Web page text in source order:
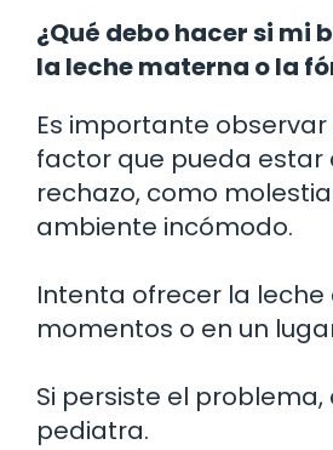
¿Qué debo hacer si mi
la leche materna o la
Es importante
factor que pueda estar
rechazo, como
ambiente incómodo.
Intenta ofrecer la
momentos o en un
Si persiste el
pediatra.